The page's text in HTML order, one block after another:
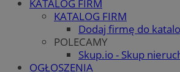
KATALOG FIRM
KATALOG FIRM
Dodaj firmę do
POLECAMY
Skup.io - Skup
OGŁOSZENIA